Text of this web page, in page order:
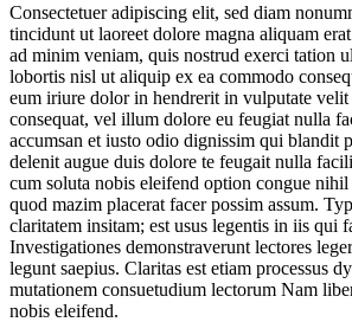
Consectetuer adipiscing elit, sed diam
tincidunt ut laoreet dolore magna aliquam
ad minim veniam, quis nostrud exerci tation
lobortis nisl ut aliquip ex ea commodo
eum iriure dolor in hendrerit in vulputate velit
consequat, vel illum dolore eu feugiat nulla
accumsan et iusto odio dignissim qui blandit
delenit augue duis dolore te feugait nulla
cum soluta nobis eleifend option congue
quod mazim placerat facer possim assum.
claritatem insitam; est usus legentis in iis qui
Investigationes demonstraverunt lectores
legunt saepius. Claritas est etiam processus
mutationem consuetudium lectorum Nam
nobis eleifend.